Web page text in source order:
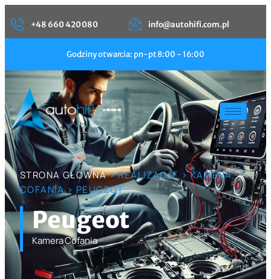
+48 660 420 080 info@autohifi.com.pl
Godziny otwarcia: pn-pt 8:00 - 16:00
STRONA GŁÓWNA> REALIZACJE > KAMERA
COFANIA > PEUGEOT
Peugeot
Kamera Cofania